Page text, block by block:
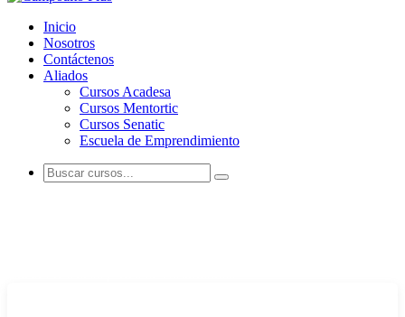
Inicio
Nosotros
Contáctenos
Aliados
Cursos Acadesa
Cursos Mentortic
Cursos Senatic
Escuela de Emprendimiento